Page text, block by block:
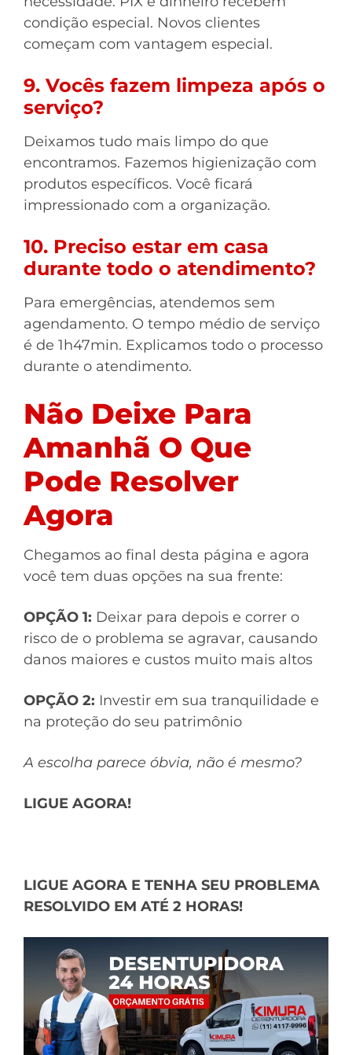
condição especial. Novos clientes
começam com vantagem especial.
9. Vocês fazem limpeza após o
serviço?
Deixamos tudo mais limpo do que
encontramos. Fazemos higienização com
produtos específicos. Você ficará
impressionado com a organização.
10. Preciso estar em casa
durante todo o atendimento?
Para emergências, atendemos sem
agendamento. O tempo médio de serviço
é de 1h47min. Explicamos todo o processo
durante o atendimento.
Não Deixe Para
Amanhã O Que
Pode Resolver
Agora
Chegamos ao final desta página e agora
você tem duas opções na sua frente:
OPÇÃO 1: Deixar para depois e correr o
risco de o problema se agravar, causando
danos maiores e custos muito mais altos
OPÇÃO 2: Investir em sua tranquilidade e
na proteção do seu patrimônio
A escolha parece óbvia, não é mesmo?
LIGUE AGORA!
LIGUE AGORA E TENHA SEU PROBLEMA
RESOLVIDO EM ATÉ 2 HORAS!